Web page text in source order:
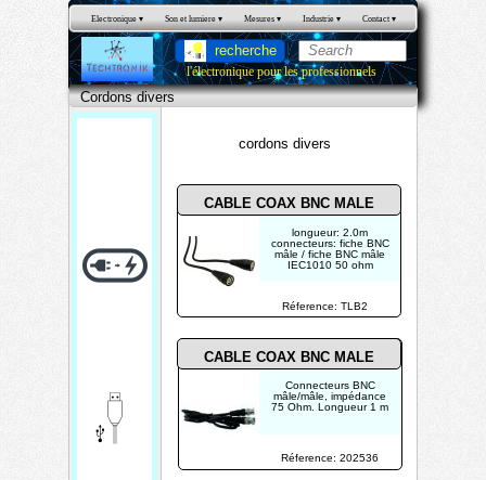
Electronique ▾ Son et lumiere ▾ Mesures ▾ Industrie ▾ Contact ▾
recherche
l'électronique pour les professionnels
cordons divers
Cordons divers
Réference: TLB2
longueur: 2.0m
connecteurs: fiche BNC
mâle / fiche BNC mâle
IEC1010 50 ohm
Réference: 202536
CABLE COAX BNC MALE
CABLE COAX BNC MALE
Connecteurs BNC
mâle/mâle, impédance
75 Ohm. Longueur 1 m
Cor